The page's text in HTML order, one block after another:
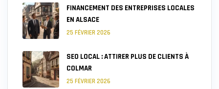
FINANCEMENT DES ENTREPRISES LOCALES
EN ALSACE
25 FÉVRIER 2026
SEO LOCAL : ATTIRER PLUS DE CLIENTS À
COLMAR
25 FÉVRIER 2026